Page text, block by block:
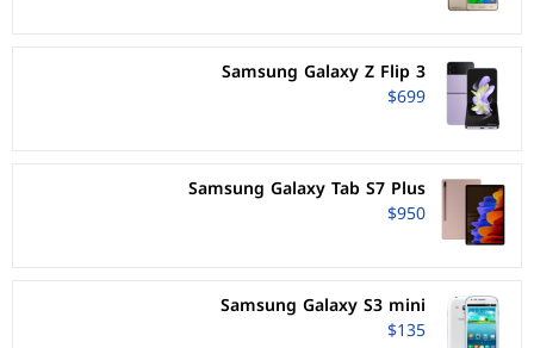
Samsung Galaxy Z Flip 3
$699
Samsung Galaxy Tab S7 Plus
$950
Samsung Galaxy S3 mini
$135